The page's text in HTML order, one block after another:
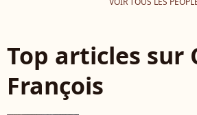
Top articles sur
François